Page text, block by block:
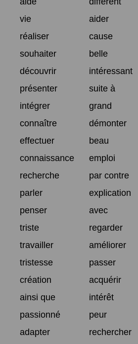
vie
aider
réaliser
cause
souhaiter
belle
découvrir
intéressant
présenter
suite à
intégrer
grand
connaître
démonter
effectuer
beau
connaissance
emploi
recherche
par contre
parler
explication
penser
avec
triste
regarder
travailler
améliorer
tristesse
passer
création
acquérir
ainsi que
intérêt
passionné
peur
adapter
rechercher